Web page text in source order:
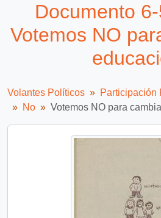
Documento
Votemos NO
Volantes Políticos Participación
No
Votemos NO para